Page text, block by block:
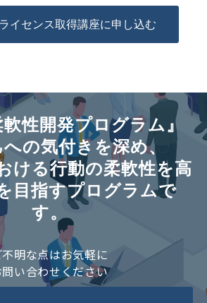
イセンス取得講座に申し込む
軟性開発プログラム』
の気付きを深め、
ける行動の柔軟性を高
目指すプログラムで
す。
明な点はお気軽に
問い合わせください